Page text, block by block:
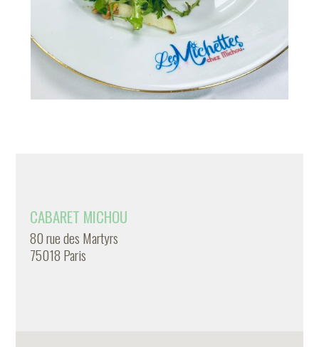
CABARET MICHOU
80 rue des Martyrs
75018 Paris